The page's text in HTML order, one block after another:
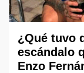
¿Qué tuvo
escándalo
Enzo